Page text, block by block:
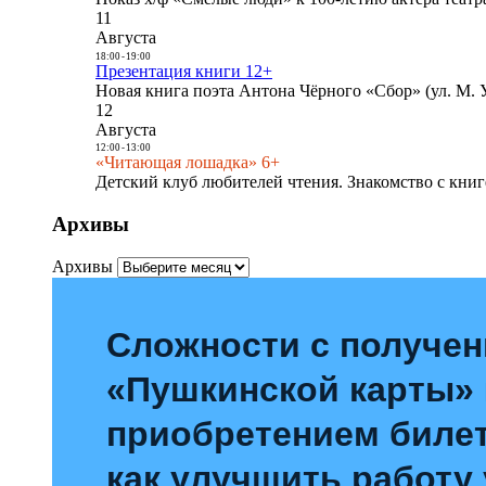
11
Августа
18:00- 19:00
Презентация книги 12+
Новая книга поэта Антона Чёрного «Сбор» (ул. М.
12
Августа
12:00- 13:00
«Читающая лошадка» 6+
Детский клуб любителей чтения. Знакомство с
Архивы
Архивы
Сложности с
«Пушкинской карты»
приобретением
как улучшить